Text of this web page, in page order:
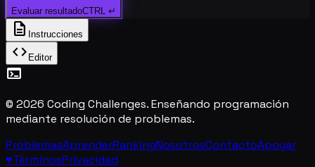
Evaluar resultadoCTRL ↵
description Instrucciones
code Editor
terminal
© 2026 Coding Challenges. Enseñando programación
mediante resolución de problemas.
ProblemasAprenderRankingNosotrosContactoApoyar
♥TérminosPrivacidad